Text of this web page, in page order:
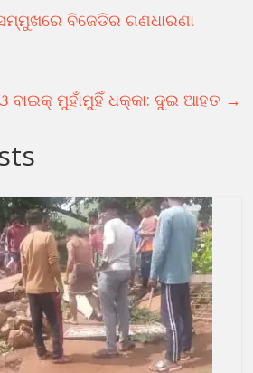
ବିଜେଡିର ଗଣଧାରଣା
ବାଇକ୍ ମୁହାଁମୁହିଁ ଧକ୍କା: ଦୁଇ ଆହତ →